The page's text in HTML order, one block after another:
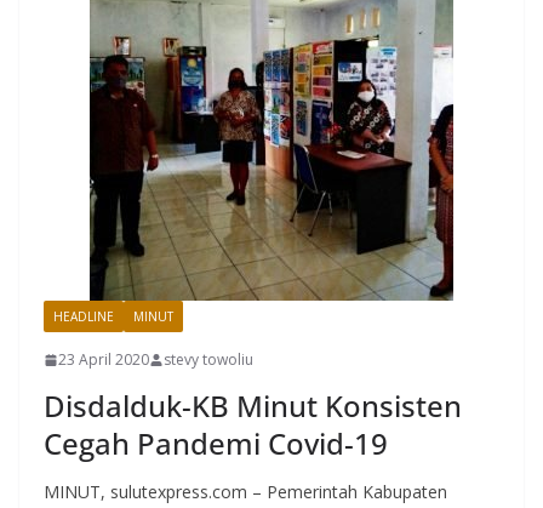
HEADLINE MINUT
23 April 2020 stevy towoliu
Disdalduk-KB Minut Konsisten
Cegah Pandemi Covid-19
MINUT, sulutexpress.com – Pemerintah Kabupaten